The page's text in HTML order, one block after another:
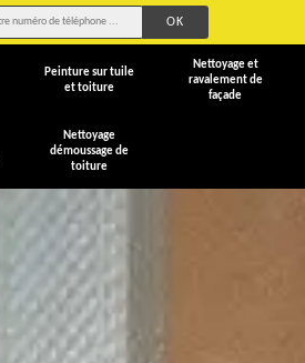
Peinture sur tuile
et toiture
Nettoyage et
ravalement de
façade
Nettoyage
démoussage de
toiture